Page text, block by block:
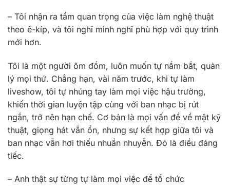
– Tôi nhận ra tầm quan trọng của việc làm nghệ thuật
theo ê-kíp, và tôi nghĩ mình nghĩ phù hợp với quy trình
mới hơn.
Tôi là một người ôm đồm, luôn muốn tự nắm bắt, quản
lý mọi thứ. Chẳng hạn, vài năm trước, khi tự làm
liveshow, tôi tự nhúng tay làm mọi việc hậu trường,
khiến thời gian luyện tập cùng với ban nhạc bị rút
ngắn, trở nên hạn chế. Cơ bản là mọi vấn đề về mặt kỹ
thuật, giọng hát vẫn ổn, nhưng sự kết hợp giữa tôi và
ban nhạc vẫn hơi thiếu nhuần nhuyễn. Đó là điều đáng
tiếc.
– Anh thật sự từng tự làm mọi việc để tổ chức